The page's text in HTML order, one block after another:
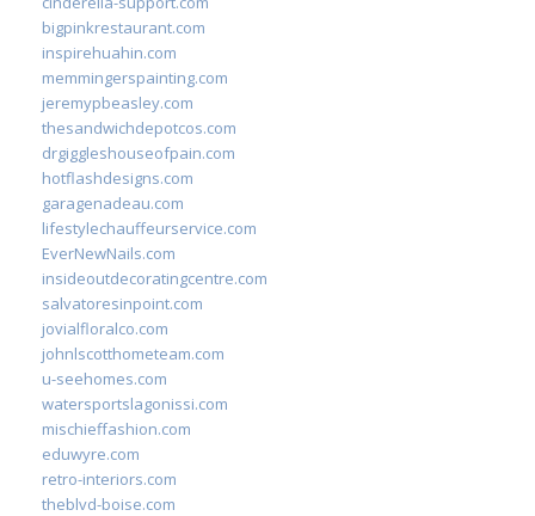
bigpinkrestaurant.com
inspirehuahin.com
memmingerspainting.com
jeremypbeasley.com
thesandwichdepotcos.com
drgiggleshouseofpain.com
hotflashdesigns.com
garagenadeau.com
lifestylechauffeurservice.com
EverNewNails.com
insideoutdecoratingcentre.com
salvatoresinpoint.com
jovialfloralco.com
johnlscotthometeam.com
u-seehomes.com
watersportslagonissi.com
mischieffashion.com
eduwyre.com
retro-interiors.com
theblvd-boise.com